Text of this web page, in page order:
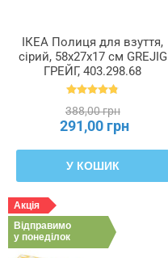
ІКЕА Полиця для взуття,
сірий, 58x27x17 см GREJIG
ГРЕЙГ, 403.298.68
388,00 грн
291,00 грн
У КОШИК
Акція
Відправимо
у понеділок